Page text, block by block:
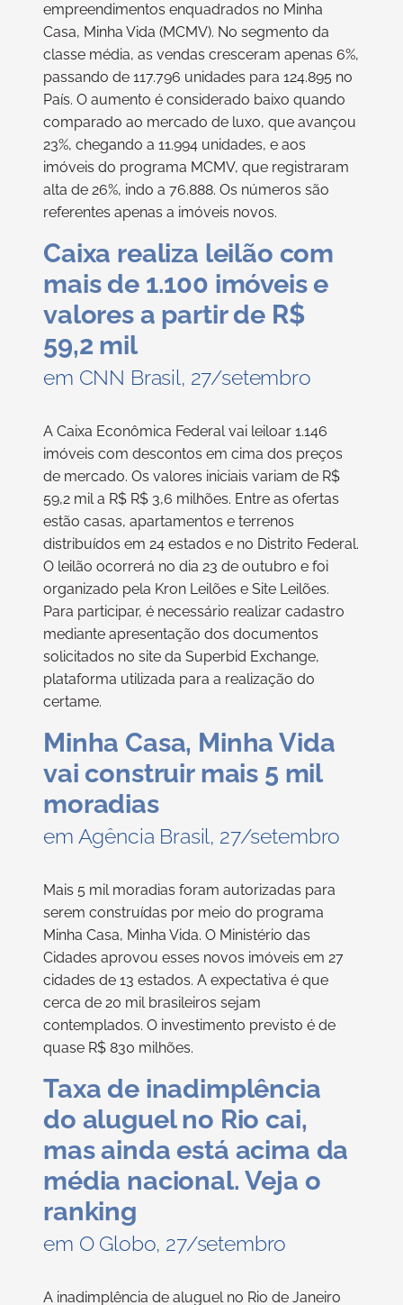
empreendimentos enquadrados no Minha
Casa, Minha Vida (MCMV). No segmento da
classe média, as vendas cresceram apenas 6%,
passando de 117.796 unidades para 124.895 no
País. O aumento é considerado baixo quando
comparado ao mercado de luxo, que avançou
23%, chegando a 11.994 unidades, e aos
imóveis do programa MCMV, que registraram
alta de 26%, indo a 76.888. Os números são
referentes apenas a imóveis novos.
Caixa realiza leilão com
mais de 1.100 imóveis e
valores a partir de R$
59,2 mil
em CNN Brasil, 27/setembro
A Caixa Econômica Federal vai leiloar 1.146
imóveis com descontos em cima dos preços
de mercado. Os valores iniciais variam de R$
59,2 mil a R$ R$ 3,6 milhões. Entre as ofertas
estão casas, apartamentos e terrenos
distribuídos em 24 estados e no Distrito Federal.
O leilão ocorrerá no dia 23 de outubro e foi
organizado pela Kron Leilões e Site Leilões.
Para participar, é necessário realizar cadastro
mediante apresentação dos documentos
solicitados no site da Superbid Exchange,
plataforma utilizada para a realização do
certame.
Minha Casa, Minha Vida
vai construir mais 5 mil
moradias
em Agência Brasil, 27/setembro
Mais 5 mil moradias foram autorizadas para
serem construídas por meio do programa
Minha Casa, Minha Vida. O Ministério das
Cidades aprovou esses novos imóveis em 27
cidades de 13 estados. A expectativa é que
cerca de 20 mil brasileiros sejam
contemplados. O investimento previsto é de
quase R$ 830 milhões.
Taxa de inadimplência
do aluguel no Rio cai,
mas ainda está acima da
média nacional. Veja o
ranking
em O Globo, 27/setembro
A inadimplência de aluguel no Rio de Janeiro